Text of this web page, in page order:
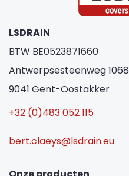
LSDRAIN
BTW BE0523871660
Antwerpsesteenweg 1068
9041 Gent-Oostakker
+32 (0)483 052 115
bert.claeys@lsdrain.eu